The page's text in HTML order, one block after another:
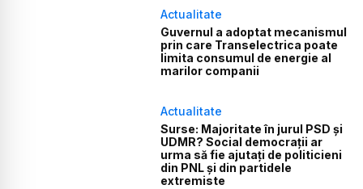
Actualitate
Guvernul a adoptat mecanismul
prin care Transelectrica poate
limita consumul de energie al
marilor companii
Actualitate
Surse: Majoritate în jurul PSD și
UDMR? Social democrații ar
urma să fie ajutați de politicieni
din PNL și din partidele
extremiste